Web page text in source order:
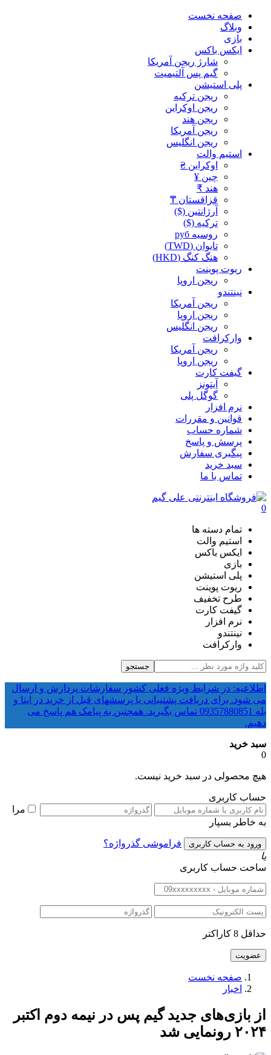
صفحه نخست
وبلاگ
بازی
ایکس باکس
شارژ ریجن آمریکا
گیم پس آلتیمیت
پلی استیشن
ریجن ترکیه
ریجن اوکراین
ریجن هند
ریجن آمریکا
ریجن انگلیس
استیم والت
اوکراین ₴
چین ¥
هند ₹
قزاقستان ₸
آرژانتین ($)
ترکیه ($)
روسیه руб
تایوان (TWD)
هنگ کنگ (HKD)
ریوت پوینت
ریجن اروپا
نینتندو
ریجن آمریکا
ریجن اروپا
ریجن انگلیس
وارکرافت
ریجن آمریکا
ریجن اروپا
گیفت کارت
آیتونز
گوگل پلی
نرم افزار
قوانین و مقررات
شماره حساب
پرسش و پاسخ
پیگیری سفارش
سبد خرید
تماس با ما
0
تمام دسته ها
استیم والت
ایکس باکس
بازی
پلی استیشن
ریوت پوینت
طرح تخفیف
گیفت کارت
نرم افزار
نینتندو
وارکرافت
جستجو
اطلاعیه: در شرایط ویژه فعلی کشور سفارشات پردازش و ارسال
می شود. برای دریافت پشتیبانی یا پرسشهای قبل از خرید در ایتا و
بله 09357880851 تماس بگیرید. همچنین به پیامک هم پاسخ می
دهیم.
سبد خرید
0
هیچ محصولی در سبد خرید نیست.
حساب کاربری
مرا
به خاطر بسپار
فراموشی گذرواژه؟
یا
ساخت حساب کاربری
حداقل 8 کاراکتر
صفحه نخست
اخبار
از بازی‌های جدید گیم پس در نیمه دوم اکتبر
۲۰۲۴ رونمایی شد